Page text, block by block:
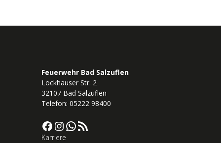
Feuerwehr Bad Salzuflen
Lockhauser Str. 2
32107 Bad Salzuflen
Telefon: 05222 98400
Facebook InstagramWhatsApp RSS-Feed
Karriere